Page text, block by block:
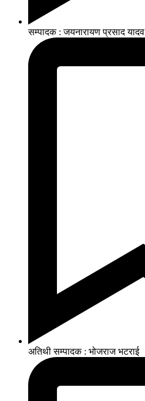
सम्पादक : जयनारायण प्रसाद यादव
अतिथी सम्पादक : भोजराज भटराई